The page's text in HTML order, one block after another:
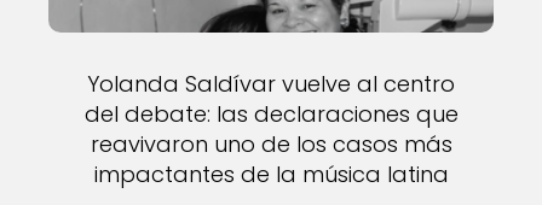
Yolanda Saldívar vuelve al centro
del debate: las declaraciones que
reavivaron uno de los casos más
impactantes de la música latina